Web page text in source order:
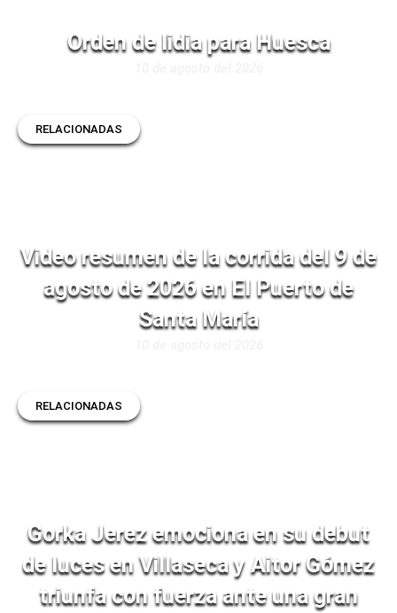
Orden de lidia para Huesca
RELACIONADAS
Video resumen de la corrida del 9 de
agosto de 2026 en El Puerto de
Santa María
RELACIONADAS
Gorka Jerez emociona en su debut
de luces en Villaseca y Aitor Gómez
triunfa con fuerza ante una gran